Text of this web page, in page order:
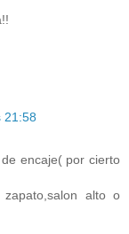
21:58
encaje( por cierto
alto o